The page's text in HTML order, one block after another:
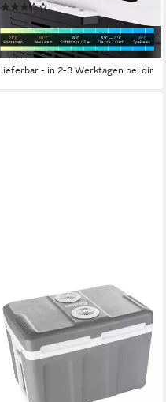
Auto Bordspannung, mit
Getränkehalter
(2)
119,95 €
199,99 €
10,96 €mtl. in 12 Raten
-40%
lieferbar - in 2-3 Werktagen bei dir